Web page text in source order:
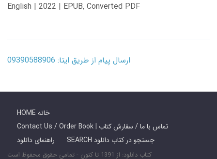
English | 2022 | EPUB, Converted PDF
ارسال پیام از طریق ایتا: 09390588906
HOME خانه
Contact Us / Order Book | تماس با ما / سفارش کتاب
راهنمای دانلود
SEARCH جستجو در کتاب دانلود
کتاب دانلود: از 1391 تا کنون - تمامی حقوق محفوظ است